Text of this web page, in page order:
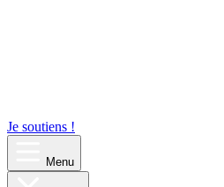
Je soutiens !
Menu